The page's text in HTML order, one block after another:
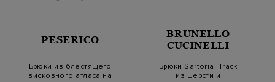
PESERICO
Брюки из блестящего
вискозного атласа на
BRUNELLO
CUCINELLI
Брюки Sartorial Track
из шерсти и